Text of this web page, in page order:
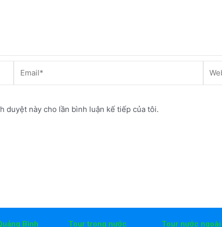
duyệt này cho lần bình luận kế tiếp của tôi.
Bình Tour trong nước Tour nước ngoài